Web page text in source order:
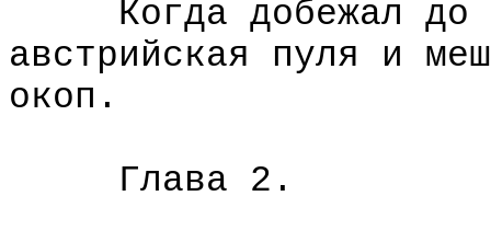
Когда добежал до
австрийская пуля и
окоп.
Глава 2.